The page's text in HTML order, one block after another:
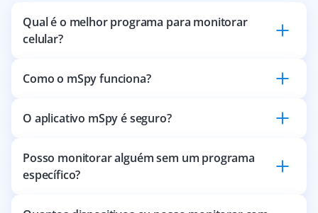
Qual é o melhor programa para monitorar
celular?
Como o mSpy funciona?
O aplicativo mSpy é seguro?
Posso monitorar alguém sem um programa
específico?